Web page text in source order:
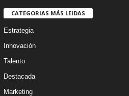
CATEGORIAS MÁS LEIDAS
Estrategia
Innovación
Talento
Destacada
Marketing